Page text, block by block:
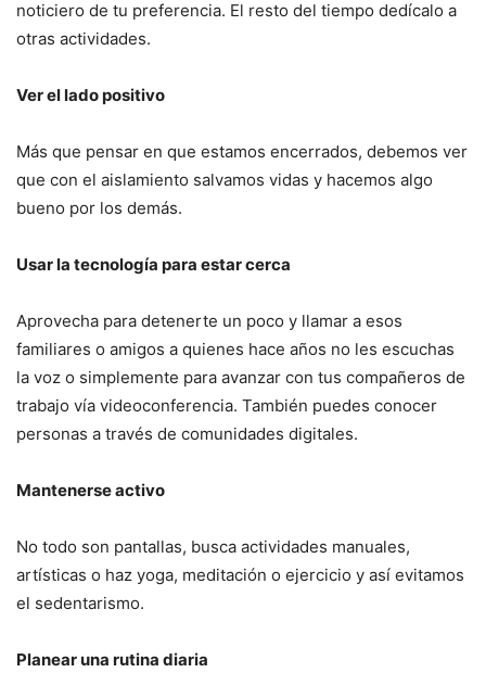
noticiero de tu preferencia. El resto del tiempo dedícalo a
otras actividades.
Ver el lado positivo
Más que pensar en que estamos encerrados, debemos ver
que con el aislamiento salvamos vidas y hacemos algo
bueno por los demás.
Usar la tecnología para estar cerca
Aprovecha para detenerte un poco y llamar a esos
familiares o amigos a quienes hace años no les escuchas
la voz o simplemente para avanzar con tus compañeros de
trabajo vía videoconferencia. También puedes conocer
personas a través de comunidades digitales.
Mantenerse activo
No todo son pantallas, busca actividades manuales,
artísticas o haz yoga, meditación o ejercicio y así evitamos
el sedentarismo.
Planear una rutina diaria